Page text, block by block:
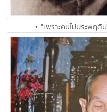
• "เพราะคนไม่ประพฤ